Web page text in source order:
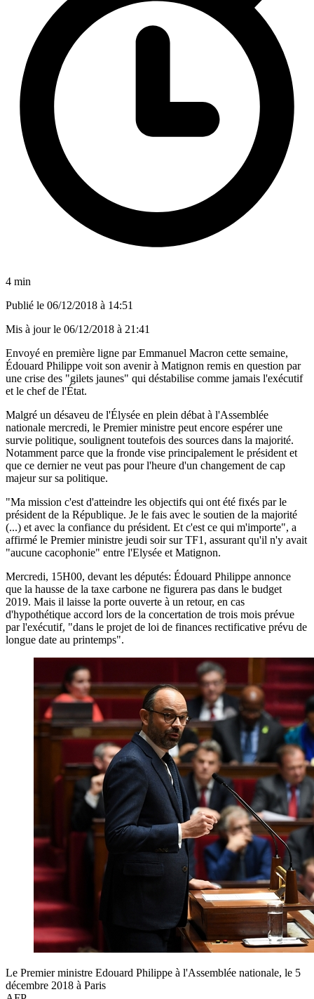
4 min
Publié le 06/12/2018 à 14:51
Mis à jour le 06/12/2018 à 21:41
Envoyé en première ligne par Emmanuel Macron cette semaine,
Édouard Philippe voit son avenir à Matignon remis en question par
une crise des "gilets jaunes" qui déstabilise comme jamais l'exécutif
et le chef de l'État.
Malgré un désaveu de l'Élysée en plein débat à l'Assemblée
nationale mercredi, le Premier ministre peut encore espérer une
survie politique, soulignent toutefois des sources dans la majorité.
Notamment parce que la fronde vise principalement le président et
que ce dernier ne veut pas pour l'heure d'un changement de cap
majeur sur sa politique.
"Ma mission c'est d'atteindre les objectifs qui ont été fixés par le
président de la République. Je le fais avec le soutien de la majorité
(...) et avec la confiance du président. Et c'est ce qui m'importe", a
affirmé le Premier ministre jeudi soir sur TF1, assurant qu'il n'y avait
"aucune cacophonie" entre l'Elysée et Matignon.
Mercredi, 15H00, devant les députés: Édouard Philippe annonce
que la hausse de la taxe carbone ne figurera pas dans le budget
2019. Mais il laisse la porte ouverte à un retour, en cas
d'hypothétique accord lors de la concertation de trois mois prévue
par l'exécutif, "dans le projet de loi de finances rectificative prévu de
longue date au printemps".
Le Premier ministre Edouard Philippe à l'Assemblée nationale, le 5
décembre 2018 à Paris